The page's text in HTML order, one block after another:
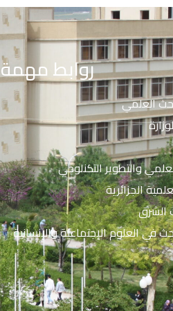
روابط مهمة
العلمي
والتطوير التكنلوجي
الشرق
في العلوم الإجتماعية والإنسانية